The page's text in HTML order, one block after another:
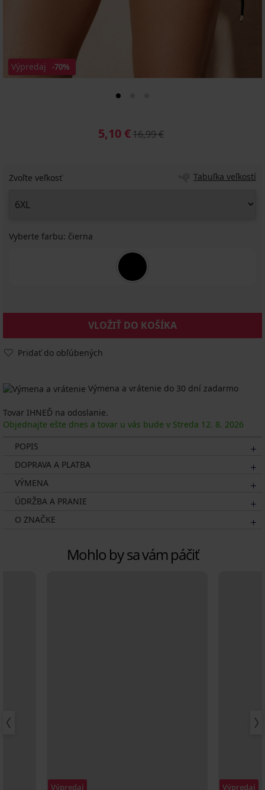
Výpredaj -70%
5,10 €16,99 €
Zvoľte veľkosť Tabuľka veľkostí
Vyberte farbu: čierna
VLOŽIŤ DO KOŠÍKA
Pridať do obľúbených
Výmena a vrátenie do 30 dní zadarmo
Tovar IHNEĎ na odoslanie.
Objednajte ešte dnes a tovar u vás bude v Streda 12. 8. 2026
POPIS
DOPRAVA A PLATBA
VÝMENA
ÚDRŽBA A PRANIE
O ZNAČKE
Mohlo by sa vám páčiť
Výpredaj Výpredaj